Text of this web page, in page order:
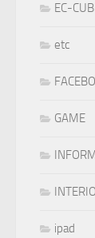
EC-
etc
GAME
ipad